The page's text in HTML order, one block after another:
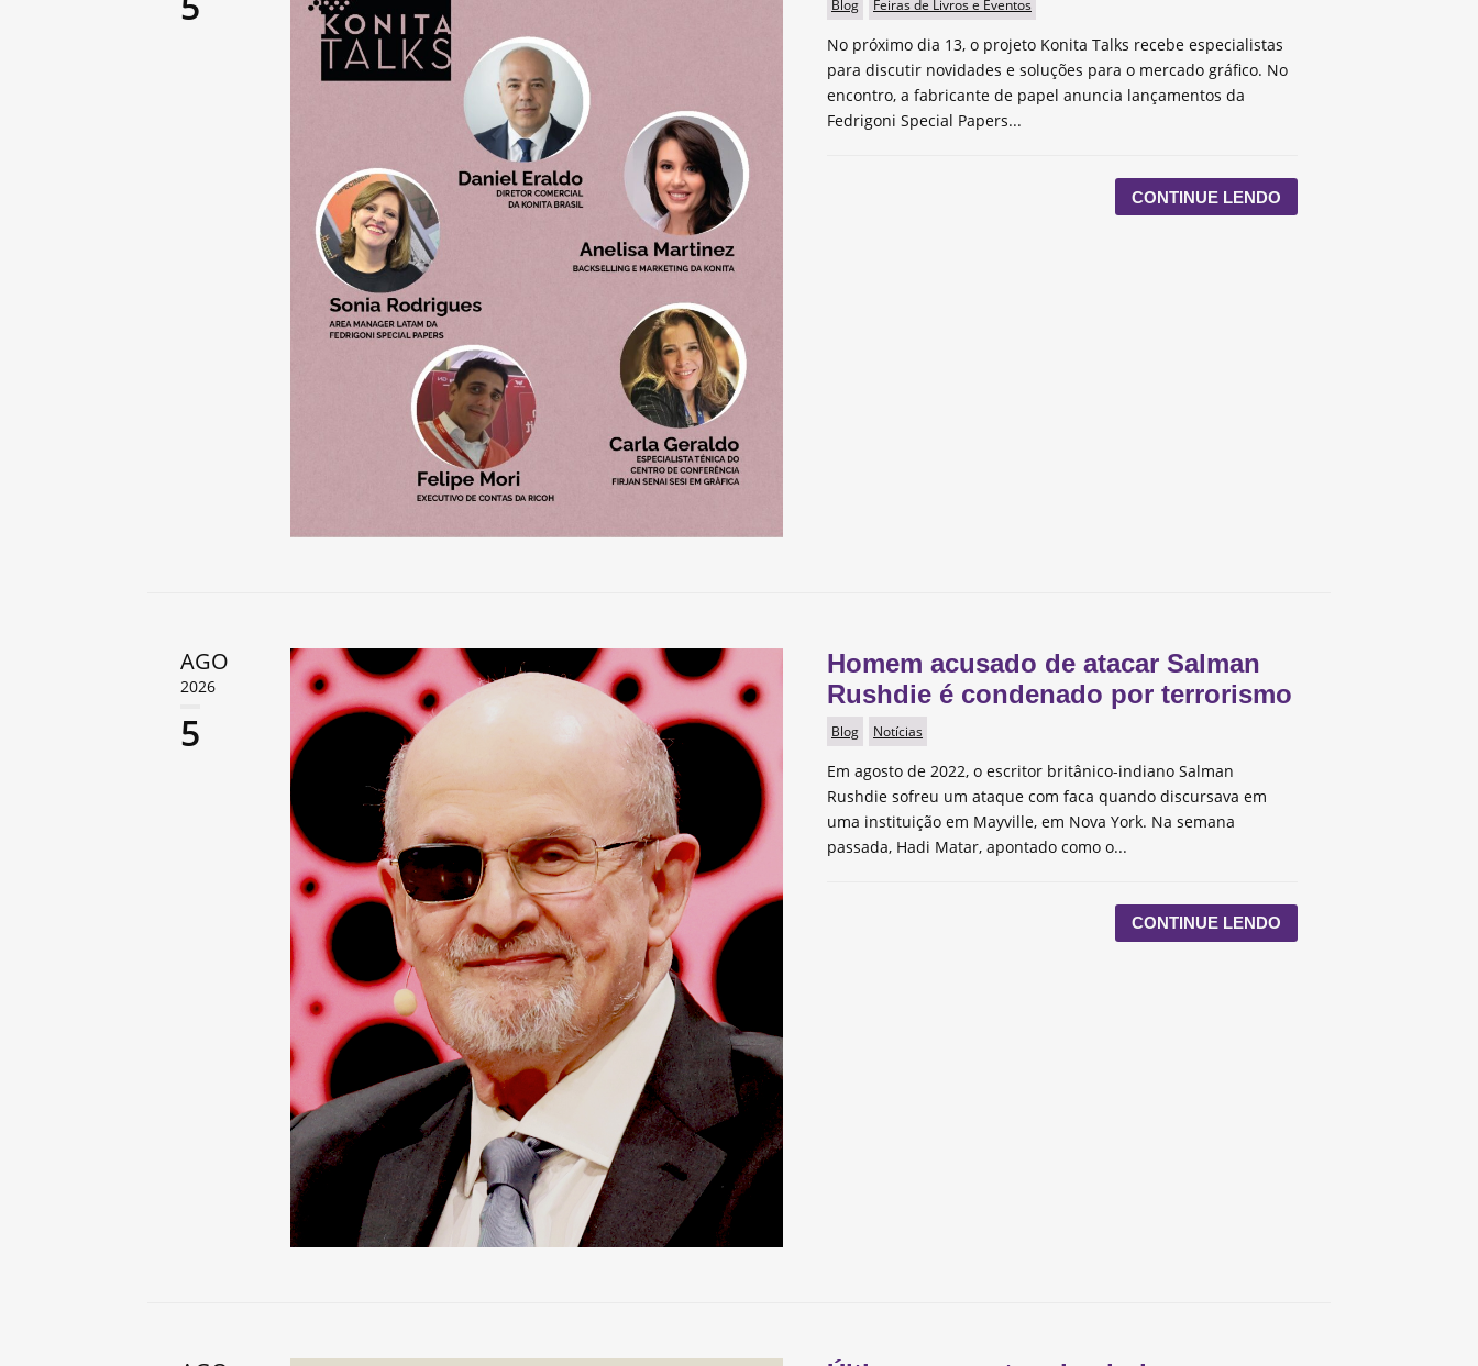
Blog Feiras de Livros e Eventos
No próximo dia 13, o projeto Konita Talks recebe especialistas
para discutir novidades e soluções para o mercado gráfico. No
encontro, a fabricante de papel anuncia lançamentos da
Fedrigoni Special Papers...
CONTINUE LENDO
AGO
2026
5
Homem acusado de atacar Salman
Rushdie é condenado por terrorismo
Blog Notícias
Em agosto de 2022, o escritor britânico-indiano Salman
Rushdie sofreu um ataque com faca quando discursava em
uma instituição em Mayville, em Nova York. Na semana
passada, Hadi Matar, apontado como o...
CONTINUE LENDO